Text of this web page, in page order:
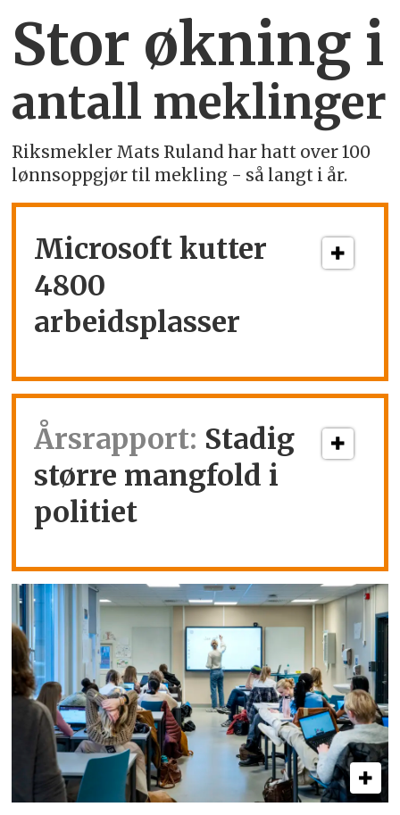
Stor økning i
antall meklinger
Riksmekler Mats Ruland har hatt over 100
lønnsoppgjør til mekling - så langt i år.
Microsoft kutter
4800
arbeidsplasser
Årsrapport: Stadig
større mangfold i
politiet